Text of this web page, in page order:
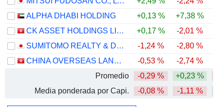
ALPHA DHABI HOLDING
+0,13 % +7,38 %
CK ASSET HOLDINGS LIMITED
+0,17 % -2,01 %
SUMITOMO REALTY & DEVELOPMENT CO., LTD.
-1,24 % -2,80 %
CHINA OVERSEAS LAND & INVESTMENT LIMITED
-0,53 % -2,74 %
Promedio
-0,29 % +0,23 %
Media ponderada por Capi.
-0,08 % -1,11 %